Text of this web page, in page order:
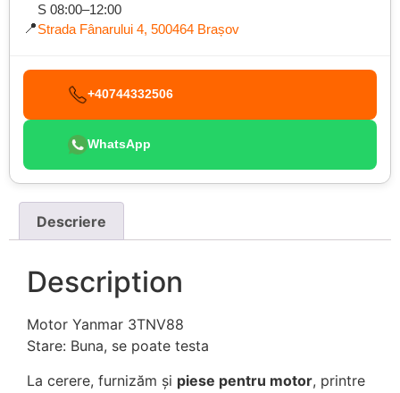
S 08:00–12:00
📍Strada Fânarului 4, 500464 Brașov
+40744332506
WhatsApp
Descriere
Description
Motor Yanmar 3TNV88
Stare: Buna, se poate testa
La cerere, furnizăm și piese pentru motor, printre